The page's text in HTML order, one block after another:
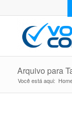
Arquivo para
Você está aqui: